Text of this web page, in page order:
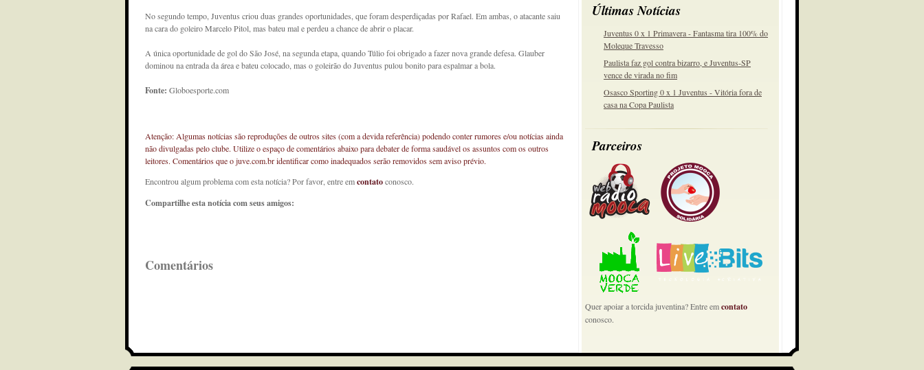
Últimas Notícias
Juventus 0 x 1 Primavera - Fantasma tira 100% do
Moleque Travesso
Paulista faz gol contra bizarro, e Juventus-SP
vence de virada no fim
Osasco Sporting 0 x 1 Juventus - Vitória fora de
casa na Copa Paulista
Parceiros
Quer apoiar a torcida juventina? Entre emcontato
conosco.
No segundo tempo, Juventus criou duas grandes oportunidades, que foram desperdiçadas por Rafael. Em ambas, o atacante saiu
na cara do goleiro Marcelo Pitol, mas bateu mal e perdeu a chance de abrir o placar.
A única oportunidade de gol do São José, na segunda etapa, quando Túlio foi obrigado a fazer nova grande defesa. Glauber
dominou na entrada da área e bateu colocado, mas o goleirão do Juventus pulou bonito para espalmar a bola.
Fonte: Globoesporte.com
Atenção: Algumas notícias são reproduções de outros sites (com a devida referência) podendo conter rumores e/ou notícias ainda
não divulgadas pelo clube. Utilize o espaço de comentários abaixo para debater de forma saudável os assuntos com os outros
leitores. Comentários que o juve.com.br identificar como inadequados serão removidos sem aviso prévio.
Encontrou algum problema com esta notícia? Por favor, entre emcontatoconosco.
Compartilhe esta notícia com seus amigos:
Comentários